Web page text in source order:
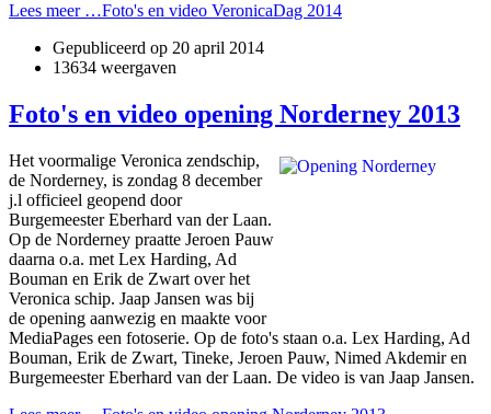
Lees meer …Foto's en video VeronicaDag 2014
Gepubliceerd op 20 april 2014
13634 weergaven
Foto's en video opening Norderney 2013
Het voormalige Veronica zendschip,
de Norderney, is zondag 8 december
j.l officieel geopend door
Burgemeester Eberhard van der Laan.
Op de Norderney praatte Jeroen Pauw
daarna o.a. met Lex Harding, Ad
Bouman en Erik de Zwart over het
Veronica schip. Jaap Jansen was bij
de opening aanwezig en maakte voor
MediaPages een fotoserie. Op de foto's staan o.a. Lex Harding, Ad
Bouman, Erik de Zwart, Tineke, Jeroen Pauw, Nimed Akdemir en
Burgemeester Eberhard van der Laan. De video is van Jaap Jansen.